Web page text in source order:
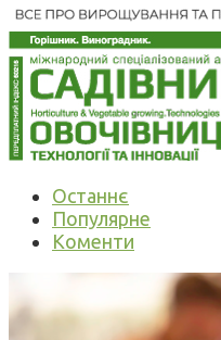
Останнє
Популярне
Коменти